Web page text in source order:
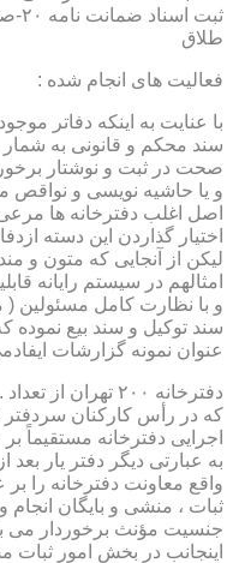
طلاق
فعالیت های انجام شده :
با عنایت به اینکه دفاتر
سند محکم و قانونی به
صحت در ثبت و نوشتار
و یا حاشیه نویسی و نواقص
اصل اغلب دفترخانه ها
اختیار گذاردن این دسته
لیکن از آنجایی که متون و
امثالهم در سیستم رایانه
و با نظارت کامل مسئولین (
سند توکیل و سند بیع
عنوان نمونه گزارشات
دفترخانه ۲۰۰
که در رأس کارکنان سردفتر
اجرایی دفترخانه مستقیماً
به عبارتی دیگر دفتر یار
واقع معاونت دفترخانه را
ثبات ، منشی و بایگان انجام
جنسیت مؤنث برخوردار می
اینجانب در بخش امور ثبات